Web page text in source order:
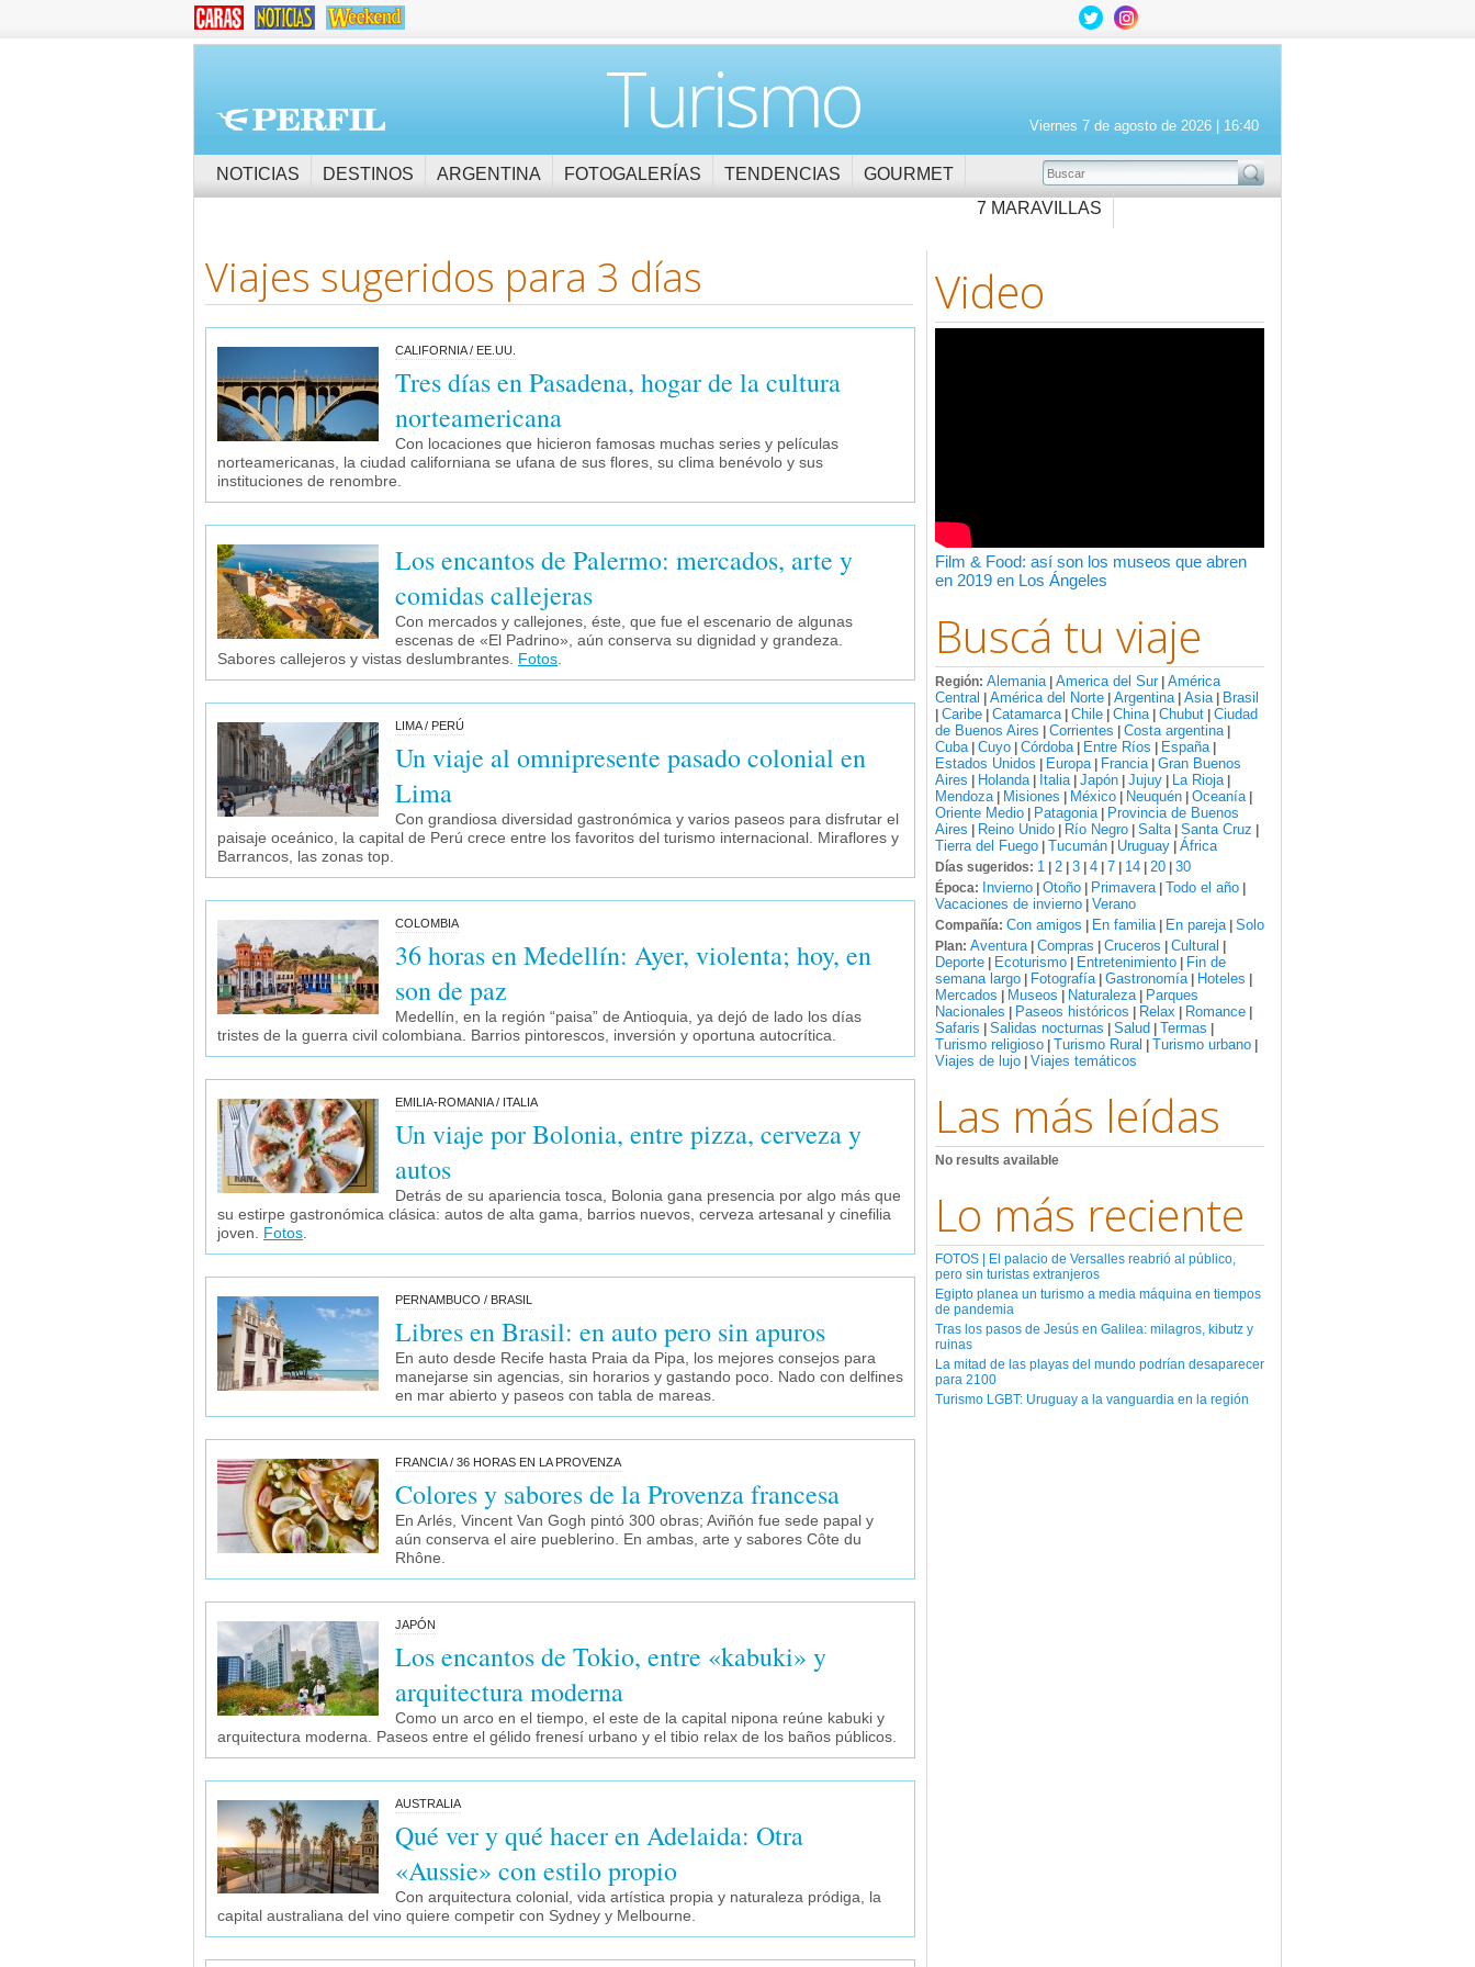
Viernes 7 de agosto de 2026 | 16:40
Turismo
BUSCAR
NOTICIAS DESTINOS ARGENTINA FOTOGALERÍAS TENDENCIAS
GOURMET
7 MARAVILLAS
Video
Film & Food: así son los museos que abren
en 2019 en Los Ángeles
Buscá tu viaje
Región: Alemania| America del Sur| América
Central
América del Norte Argentina| Asia| Brasil
Caribe Catamarca| Chile China| Chubut Ciudad
de Buenos Aires
Corrientes Costa argentina|
Cuba| Cuyo Córdoba| Entre Ríos España|
Estados Unidos Europa| Francia| Gran Buenos
Aires
Holanda| Italia| Japón Jujuy La Rioja|
Mendoza| Misiones México Neuquén Oceanía|
Oriente Medio Patagonia|
Provincia de Buenos
Aires
Reino Unido Río Negro Salta| Santa Cruz
Tierra del Fuego Tucumán Uruguay África
Días sugeridos: 1 2 3 4 7 14 20 30
Época: Invierno Otoño Primavera| Todo el año
Vacaciones de invierno Verano
Compañía: Con amigos En familia| En pareja| Solo
Plan: Aventura| Compras Cruceros Cultural
Deporte Ecoturismo Entretenimiento
Fin de
semana largo
Fotografía| Gastronomía| Hoteles
Mercados Museos Naturaleza|
Parques
Nacionales
Paseos históricos Relax Romance
Safaris Salidas nocturnas Salud Termas
Turismo religioso Turismo Rural Turismo urbano
Viajes de lujo Viajes temáticos
Las más leídas
No results available
Lo más reciente
FOTOS | El palacio de Versalles reabrió al público,
pero sin turistas extranjeros
Egipto planea un turismo a media máquina en tiempos
de pandemia
Tras los pasos de Jesús en Galilea: milagros, kibutz y
ruinas
La mitad de las playas del mundo podrían desaparecer
para 2100
Turismo LGBT: Uruguay a la vanguardia en la región
Viajes sugeridos para 3 días
CALIFORNIA / EE.UU.
Tres días en Pasadena, hogar de la cultura
norteamericana
Con locaciones que hicieron famosas muchas series y películas
norteamericanas, la ciudad californiana se ufana de sus flores, su clima benévolo y sus
instituciones de renombre.
Los encantos de Palermo: mercados, arte y
comidas callejeras
Con mercados y callejones, éste, que fue el escenario de algunas
escenas de «El Padrino», aún conserva su dignidad y grandeza.
Sabores callejeros y vistas deslumbrantes. Fotos
LIMA / PERÚ
Un viaje al omnipresente pasado colonial en
Lima
Con grandiosa diversidad gastronómica y varios paseos para disfrutar el
paisaje oceánico, la capital de Perú crece entre los favoritos del turismo internacional. Miraflores y
Barrancos, las zonas top.
COLOMBIA
36 horas en Medellín: Ayer, violenta; hoy, en
son de paz
Medellín, en la región “paisa” de Antioquia, ya dejó de lado los días
tristes de la guerra civil colombiana. Barrios pintorescos, inversión y oportuna autocrítica.
EMILIA-ROMANIA / ITALIA
Un viaje por Bolonia, entre pizza, cerveza y
autos
Detrás de su apariencia tosca, Bolonia gana presencia por algo más que
su estirpe gastronómica clásica: autos de alta gama, barrios nuevos, cerveza artesanal y cinefilia
joven. Fotos
PERNAMBUCO / BRASIL
Libres en Brasil: en auto pero sin apuros
En auto desde Recife hasta Praia da Pipa, los mejores consejos para
manejarse sin agencias, sin horarios y gastando poco. Nado con delfines
en mar abierto y paseos con tabla de mareas.
FRANCIA / 36 HORAS EN LA PROVENZA
Colores y sabores de la Provenza francesa
En Arlés, Vincent Van Gogh pintó 300 obras; Aviñón fue sede papal y
aún conserva el aire pueblerino. En ambas, arte y sabores Côte du
Rhône.
JAPÓN
Los encantos de Tokio, entre «kabuki» y
arquitectura moderna
Como un arco en el tiempo, el este de la capital nipona reúne kabuki y
arquitectura moderna. Paseos entre el gélido frenesí urbano y el tibio relax de los baños públicos.
AUSTRALIA
Qué ver y qué hacer en Adelaida: Otra
«Aussie» con estilo propio
Con arquitectura colonial, vida artística propia y naturaleza pródiga, la
capital australiana del vino quiere competir con Sydney y Melbourne.